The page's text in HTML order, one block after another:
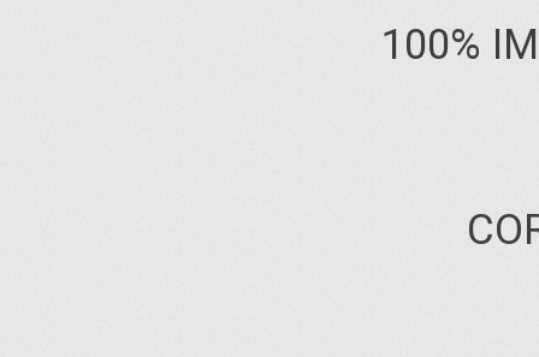
100%